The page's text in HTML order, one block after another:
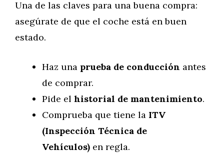
Una de las claves para una buena compra:
asegúrate de que el coche está en buen
estado.
Haz una prueba de conducción antes
de comprar.
Pide el historial de mantenimiento.
Comprueba que tiene la ITV
(Inspección Técnica de
Vehículos) en regla.